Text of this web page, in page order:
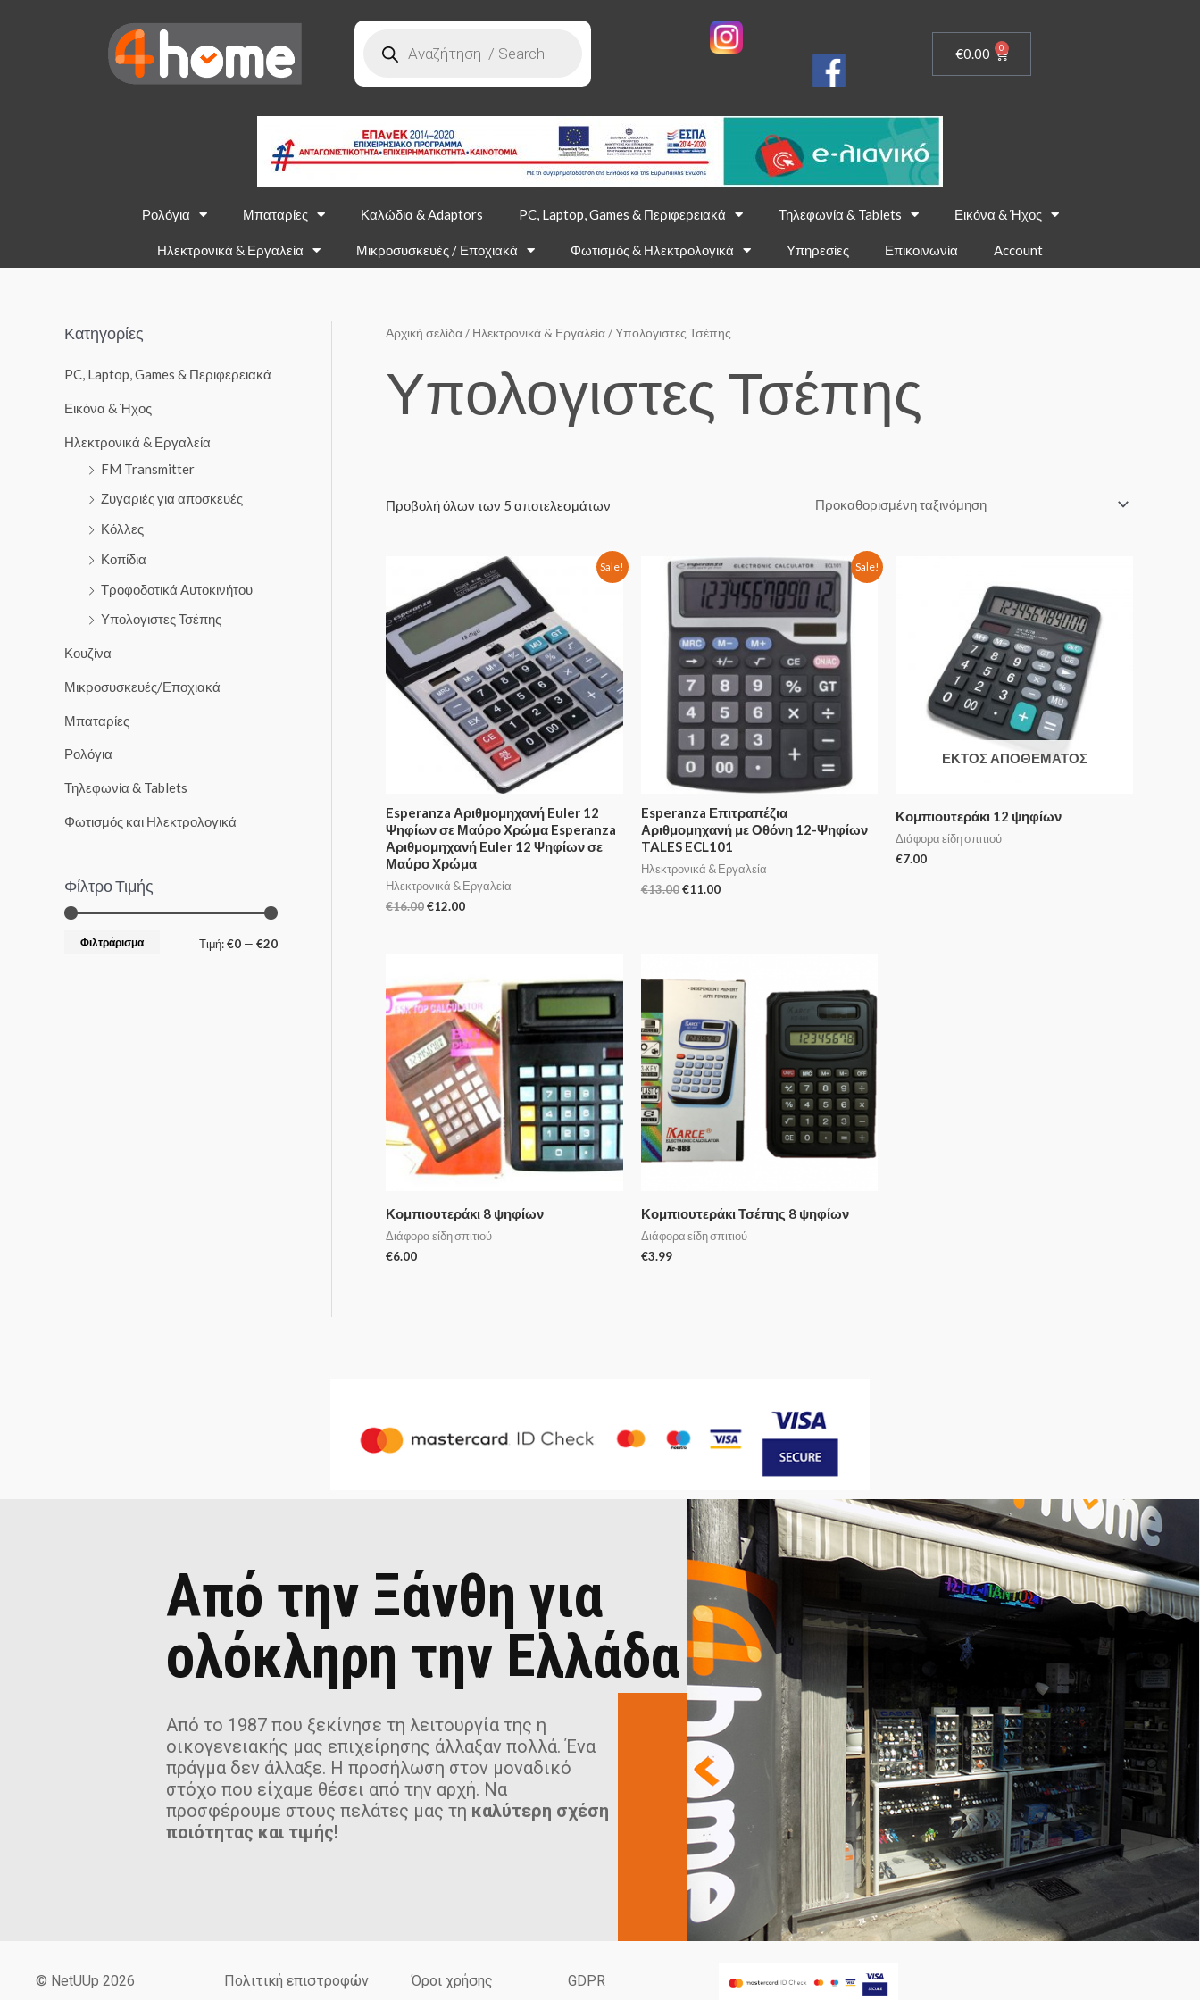
€0.00 0
Ρολόγια Μπαταρίες Καλώδια & Adaptors PC, Laptop, Games & Περιφερειακά Τηλεφωνία & Tablets Εικόνα & Ήχος
Ηλεκτρονικά & Εργαλεία Μικροσυσκευές / Εποχιακά Φωτισμός & Ηλεκτρολογικά Υπηρεσίες Επικοινωνία Account
Κατηγορίες
PC, Laptop, Games & Περιφερειακά
Εικόνα & Ήχος
Ηλεκτρονικά & Εργαλεία
FM Transmitter
Ζυγαριές για αποσκευές
Κόλλες
Κοπίδια
Τροφοδοτικά Αυτοκινήτου
Υπολογιστες Τσέπης
Κουζίνα
Μικροσυσκευές/Εποχιακά
Μπαταρίες
Ρολόγια
Τηλεφωνία & Tablets
Φωτισμός και Ηλεκτρολογικά
Φίλτρο Τιμής
Φιλτράρισμα Τιμή:€0 — €20
Αρχική σελίδα/ Ηλεκτρονικά & Εργαλεία/ Υπολογιστες Τσέπης
Υπολογιστες Τσέπης
Προβολή όλων των 5 αποτελεσμάτων
Sale!
Esperanza Αριθμομηχανή Euler 12
Ψηφίων σε Μαύρο Χρώμα Esperanza
Αριθμομηχανή Euler 12 Ψηφίων σε
Μαύρο Χρώμα
Ηλεκτρονικά & Εργαλεία
€16.00€12.00
Sale!
Esperanza Επιτραπέζια
Αριθμομηχανή με Οθόνη 12-Ψηφίων
TALES ECL101
Ηλεκτρονικά & Εργαλεία
€13.00 €11.00
ΕΚΤΌΣ ΑΠΟΘΈΜΑΤΟΣ
Κομπιουτεράκι 12 ψηφίων
Διάφορα είδη σπιτιού
€7.00
Κομπιουτεράκι 8 ψηφίων
Διάφορα είδη σπιτιού
€6.00
Κομπιουτεράκι Τσέπης 8 ψηφίων
Διάφορα είδη σπιτιού
€3.99
Από την Ξάνθη για
ολόκληρη την Ελλάδα
Από το 1987 που ξεκίνησε τη λειτουργία της η
οικογενειακής μας επιχείρησης άλλαξαν πολλά. Ένα
πράγμα δεν άλλαξε. Η προσήλωση στον μοναδικό
στόχο που είχαμε θέσει από την αρχή. Να
προσφέρουμε στους πελάτες μας τη καλύτερη σχέση
ποιότητας και τιμής!
© NetUUp 2026 Πολιτική επιστροφών Όροι χρήσης GDPR